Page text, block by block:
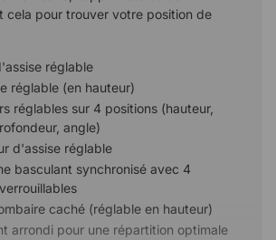
cela pour trouver votre position de
réglable
réglable (en hauteur)
réglables sur 4 positions (hauteur,
angle)
d'assise réglable
basculant synchronisé avec 4
caché (réglable en hauteur)
arrondi pour une répartition optimale